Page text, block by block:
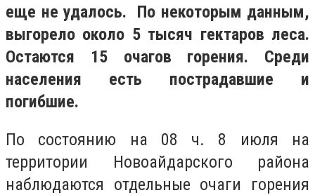
еще не удалось. По некоторым данным,
выгорело около 5 тысяч гектаров леса.
Остаются 15 очагов горения. Среди
населения есть пострадавшие и
погибшие.
По состоянию на 08 ч. 8 июля на
территории Новоайдарского района
наблюдаются отдельные очаги горения